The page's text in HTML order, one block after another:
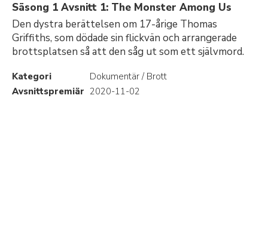
Säsong 1 Avsnitt 1: The Monster Among Us
Den dystra berättelsen om 17-årige Thomas
Griffiths, som dödade sin flickvän och arrangerade
brottsplatsen så att den såg ut som ett självmord.
Kategori
Dokumentär / Brott
Avsnittspremiär 2020-11-02